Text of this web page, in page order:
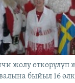
сайттары
жолу өткөрүлүп
быйыл 16